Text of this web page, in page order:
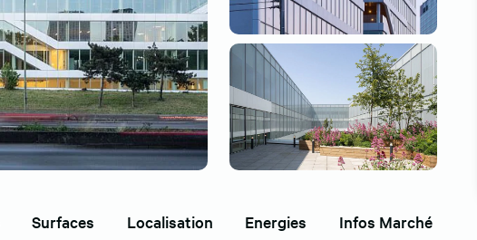
Surfaces Localisation Energies Infos Marché